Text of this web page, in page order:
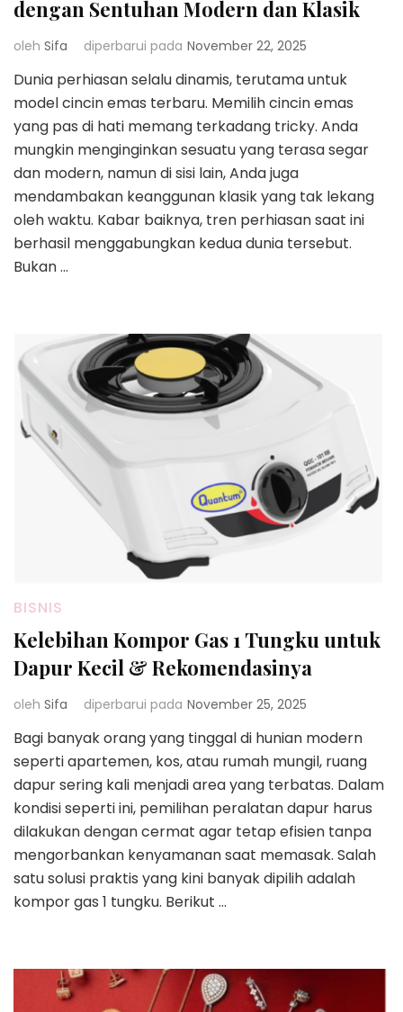
dengan Sentuhan Modern dan Klasik
oleh Sifa diperbarui pada November 22, 2025
Dunia perhiasan selalu dinamis, terutama untuk
model cincin emas terbaru. Memilih cincin emas
yang pas di hati memang terkadang tricky. Anda
mungkin menginginkan sesuatu yang terasa segar
dan modern, namun di sisi lain, Anda juga
mendambakan keanggunan klasik yang tak lekang
oleh waktu. Kabar baiknya, tren perhiasan saat ini
berhasil menggabungkan kedua dunia tersebut.
Bukan …
BISNIS
Kelebihan Kompor Gas 1 Tungku untuk
Dapur Kecil & Rekomendasinya
oleh Sifa diperbarui pada November 25, 2025
Bagi banyak orang yang tinggal di hunian modern
seperti apartemen, kos, atau rumah mungil, ruang
dapur sering kali menjadi area yang terbatas. Dalam
kondisi seperti ini, pemilihan peralatan dapur harus
dilakukan dengan cermat agar tetap efisien tanpa
mengorbankan kenyamanan saat memasak. Salah
satu solusi praktis yang kini banyak dipilih adalah
kompor gas 1 tungku. Berikut …